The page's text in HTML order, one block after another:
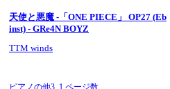
天使と悪魔 -「ONE PIECE」 OP27 (Eb
inst) - GRe4N BOYZ
TTM winds
ピアノの他3, 1 ページ数